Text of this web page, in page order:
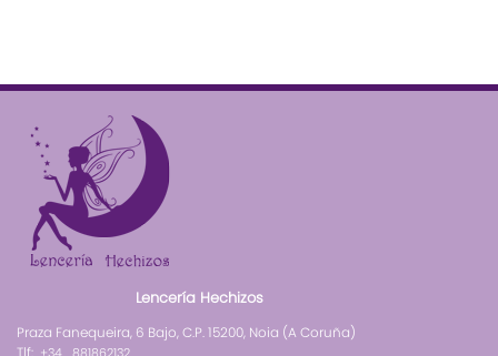
Lencería Hechizos
Praza Fanequeira, 6 Bajo, C.P. 15200, Noia (A Coruña)
Tlf: